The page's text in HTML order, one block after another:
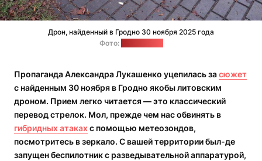
Дрон, найденный в Гродно 30 ноября 2025 года
Фото:
Пропаганда Александра Лукашенко уцепилась засюжет
с найденным 30 ноября в Гродно якобы литовским
дроном. Прием легко читается — это классический
перевод стрелок. Мол, прежде чем нас обвинять в
гибридных атаках с помощью метеозондов,
посмотритесь в зеркало. С вашей территории был-де
запущен беспилотник с разведывательной аппаратурой,